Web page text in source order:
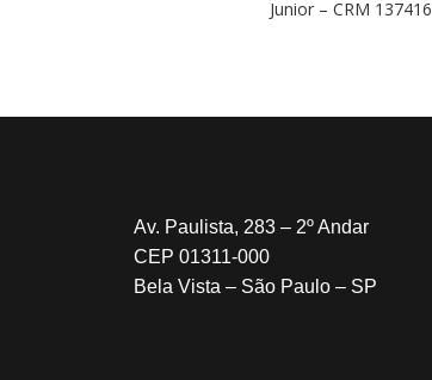
Junior – CRM 137416
Av. Paulista, 283 – 2º Andar
CEP 01311-000
Bela Vista – São Paulo – SP